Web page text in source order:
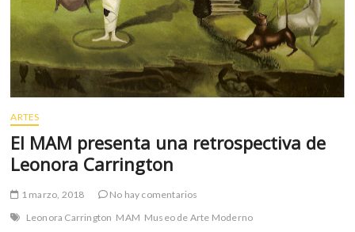
ARTES
El MAM presenta una retrospectiva de
Leonora Carrington
1 marzo, 2018
No hay comentarios
Leonora Carrington MAM Museo de Arte Moderno